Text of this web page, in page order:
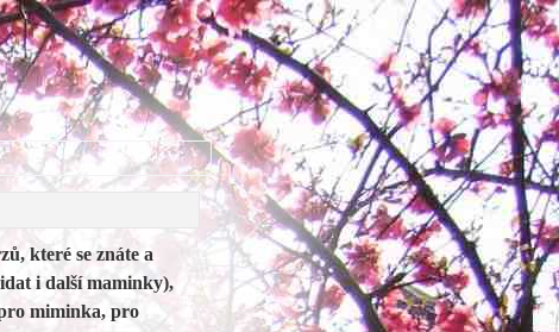
které se znáte a
i další maminky),
miminka, pro